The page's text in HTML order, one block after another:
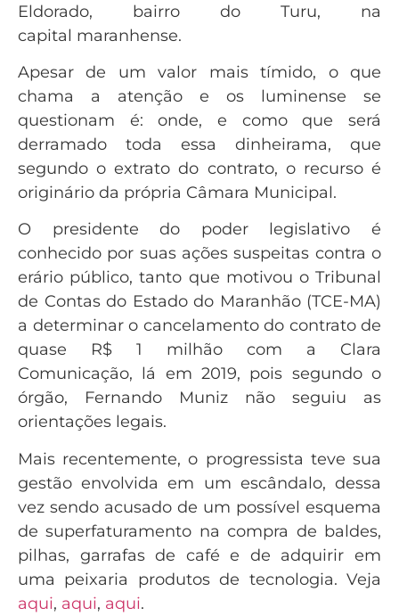
Eldorado, bairro do Turu, na
capital maranhense.
Apesar de um valor mais tímido, o que
chama a atenção e os luminense se
questionam é: onde, e como que será
derramado toda essa dinheirama, que
segundo o extrato do contrato, o recurso é
originário da própria Câmara Municipal.
O presidente do poder legislativo é
conhecido por suas ações suspeitas contra o
erário público, tanto que motivou o Tribunal
de Contas do Estado do Maranhão (TCE-MA)
a determinar o cancelamento do contrato de
quase R$ 1 milhão com a Clara
Comunicação, lá em 2019, pois segundo o
órgão, Fernando Muniz não seguiu as
orientações legais.
Mais recentemente, o progressista teve sua
gestão envolvida em um escândalo, dessa
vez sendo acusado de um possível esquema
de superfaturamento na compra de baldes,
pilhas, garrafas de café e de adquirir em
uma peixaria produtos de tecnologia. Veja
aqui, aqui, aqui.